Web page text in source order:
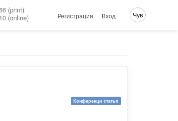
(print)
(online) Регистрация Вход Чув
Конференци статья